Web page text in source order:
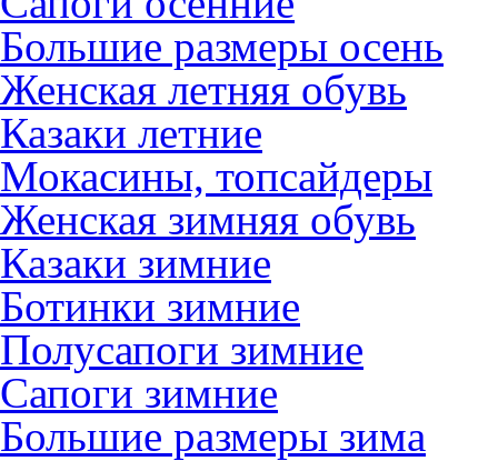
Большие размеры осень
Женская летняя обувь
Казаки летние
Мокасины, топсайдеры
Женская зимняя обувь
Казаки зимние
Ботинки зимние
Полусапоги зимние
Сапоги зимние
Большие размеры зима